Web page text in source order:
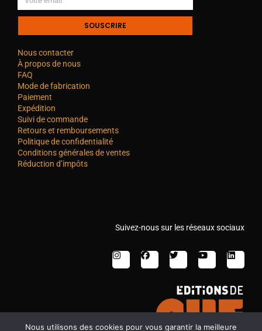
SOUSCRIRE
Nous contacter
À propos de nous
FAQ
Mode de fabrication
Paiement
Expédition
Suivi de commande
Retours et remboursements
Politique de confidentialité
Conditions générales de ventes
Réduction d’impôts
Suivez-nous sur les réseaux sociaux
Nous utilisons des cookies pour vous garantir la meilleure